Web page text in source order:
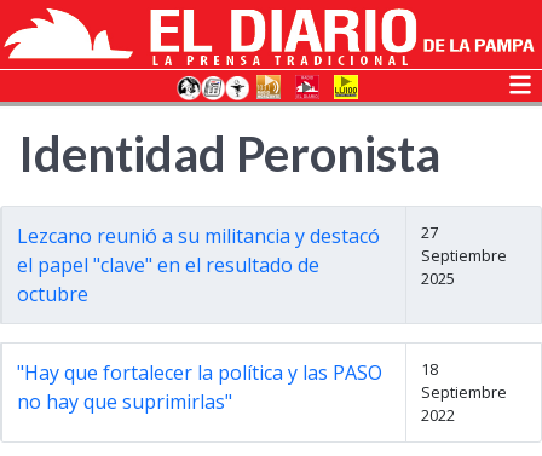
Identidad Peronista
Lezcano reunió a su militancia y destacó
el papel "clave" en el resultado de
octubre
27
Septiembre
2025
"Hay que fortalecer la política y las PASO
no hay que suprimirlas"
18
Septiembre
2022